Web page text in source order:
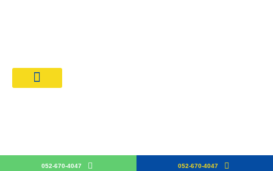
052-670-4047
052-670-4047